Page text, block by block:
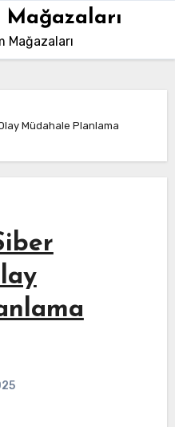
Mağazaları
Müdahale Planlama